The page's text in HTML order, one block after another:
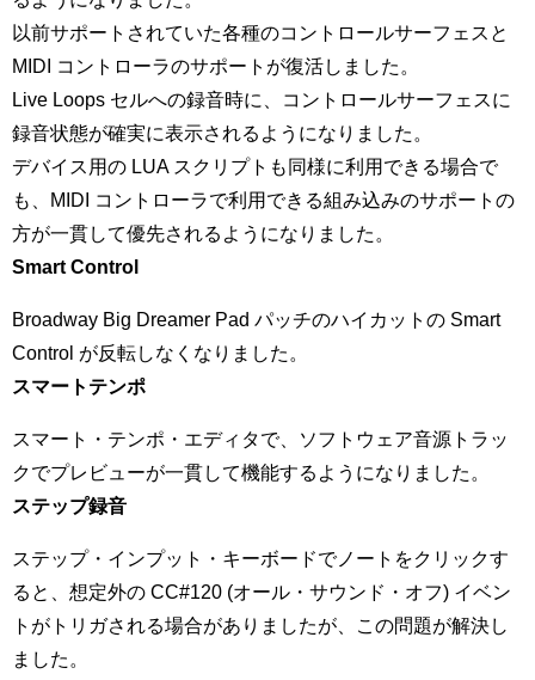
以前サポートされていた各種のコントロールサーフェスと
MIDI コントローラのサポートが復活しました。
Live Loops セルへの録音時に、コントロールサーフェスに
録音状態が確実に表示されるようになりました。
デバイス用の LUA スクリプトも同様に利用できる場合で
も、MIDI コントローラで利用できる組み込みのサポートの
方が一貫して優先されるようになりました。
Smart Control
Broadway Big Dreamer Pad パッチのハイカットの Smart
Control が反転しなくなりました。
スマートテンポ
スマート・テンポ・エディタで、ソフトウェア音源トラッ
クでプレビューが一貫して機能するようになりました。
ステップ録音
ステップ・インプット・キーボードでノートをクリックす
ると、想定外の CC#120 (オール・サウンド・オフ) イベン
トがトリガされる場合がありましたが、この問題が解決し
ました。